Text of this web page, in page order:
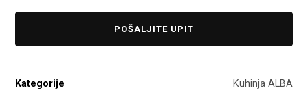
POŠALJITE UPIT
Kategorije Kuhinja ALBA